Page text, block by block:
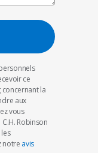
ce
la
aux
vous
Robinson
notre avis